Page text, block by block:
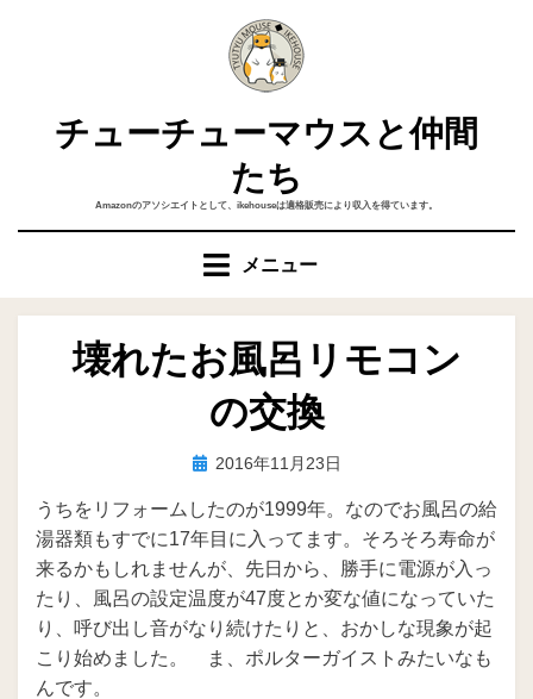
チューチューマウスと仲間
たち
Amazonのアソシエイトとして、ikehouseは適格販売により収入を得ています。
メニュー
壊れたお風呂リモコン
の交換
投稿者ike
投
日:
2016年11月23日
うちをリフォームしたのが1999年。なのでお風呂の給
湯器類もすでに17年目に入ってます。そろそろ寿命が
来るかもしれませんが、先日から、勝手に電源が入っ
たり、風呂の設定温度が47度とか変な値になっていた
り、呼び出し音がなり続けたりと、おかしな現象が起
こり始めました。 ま、ポルターガイストみたいなも
んです。